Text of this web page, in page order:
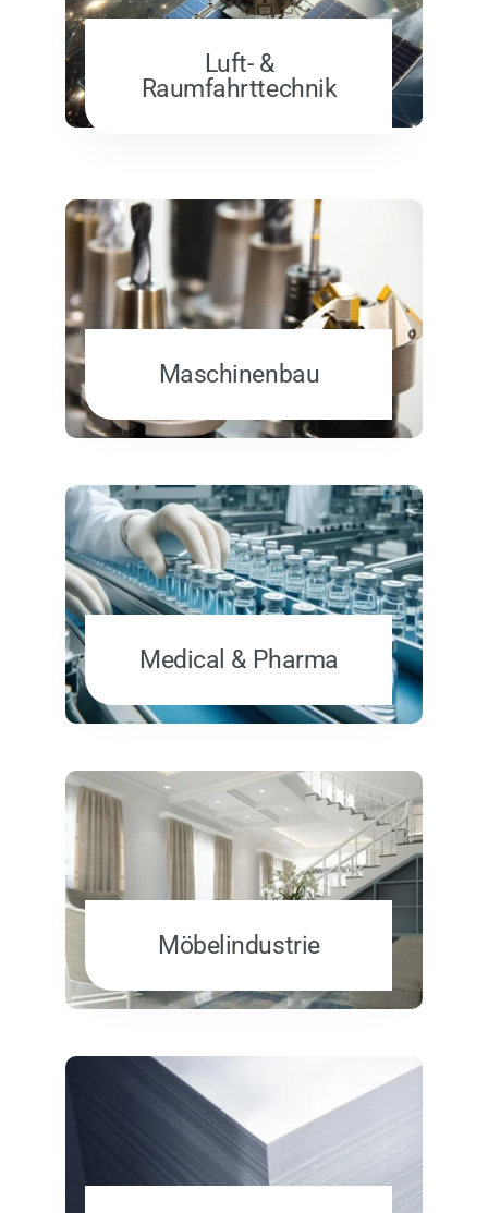
Luft- &
Raumfahrttechnik
Maschinenbau
Medical & Pharma
Möbelindustrie